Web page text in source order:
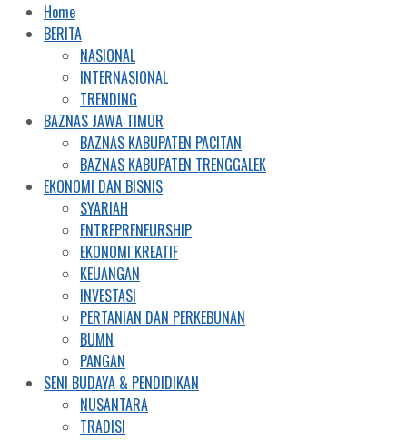
Home
BERITA
NASIONAL
INTERNASIONAL
TRENDING
BAZNAS JAWA TIMUR
BAZNAS KABUPATEN PACITAN
BAZNAS KABUPATEN TRENGGALEK
EKONOMI DAN BISNIS
SYARIAH
ENTREPRENEURSHIP
EKONOMI KREATIF
KEUANGAN
INVESTASI
PERTANIAN DAN PERKEBUNAN
BUMN
PANGAN
SENI BUDAYA & PENDIDIKAN
NUSANTARA
TRADISI